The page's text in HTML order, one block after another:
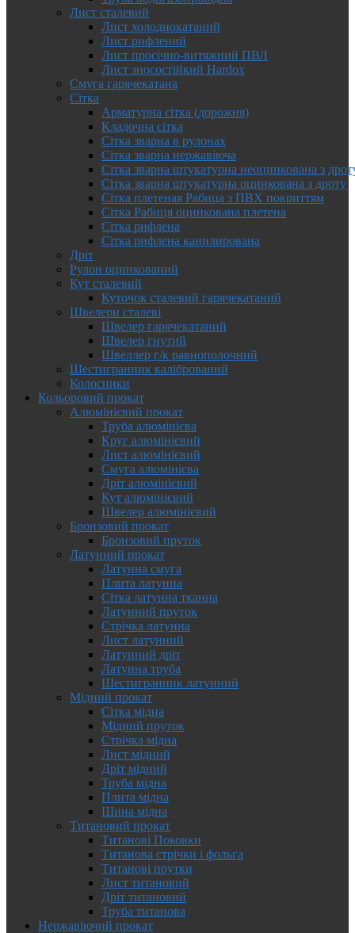
Лист сталевий
Лист холоднокатаний
Лист рифлений
Лист просічно-витяжний ПВЛ
Лист зносостійкий Hardox
Смуга гарячекатана
Сітка
Арматурна сітка (дорожня)
Кладочна сітка
Сітка зварна в рулонах
Сітка зварна нержавіюча
Сітка зварна штукатурна неоцинкована з
Сітка зварна штукатурна оцинкована з дроту
Сітка плетеная Рабица з ПВХ покриттям
Сітка Рабиця оцинкована плетена
Сітка рифлена
Сітка рифлена канилирована
Дріт
Рулон оцинкований
Кут сталевий
Куточок сталевий гарячекатаний
Швелери сталеві
Швелер гарячекатаний
Швелер гнутий
Швеллер г/к равнополочний
Шестигранник калібрований
Колосники
Кольоровий прокат
Алюмінієвий прокат
Труба алюмінієва
Круг алюмінієвий
Лист алюмінієвий
Смуга алюмінієва
Дріт алюмінієвий
Кут алюмінієвий
Швелер алюмінієвий
Бронзовий прокат
Бронзовий пруток
Латунний прокат
Латунна смуга
Плита латунна
Сітка латунна тканна
Латунний пруток
Стрічка латунна
Лист латунний
Латунний дріт
Латунна труба
Шестигранник латунний
Мідний прокат
Сітка мідна
Мідний пруток
Стрічка мідна
Лист мідний
Дріт мідний
Труба мідна
Плита мідна
Шина мідна
Титановий прокат
Титанові Поковки
Титанова стрічки і фольга
Титанові прутки
Лист титановий
Дріт титановий
Труба титанова
Нержавіючий прокат